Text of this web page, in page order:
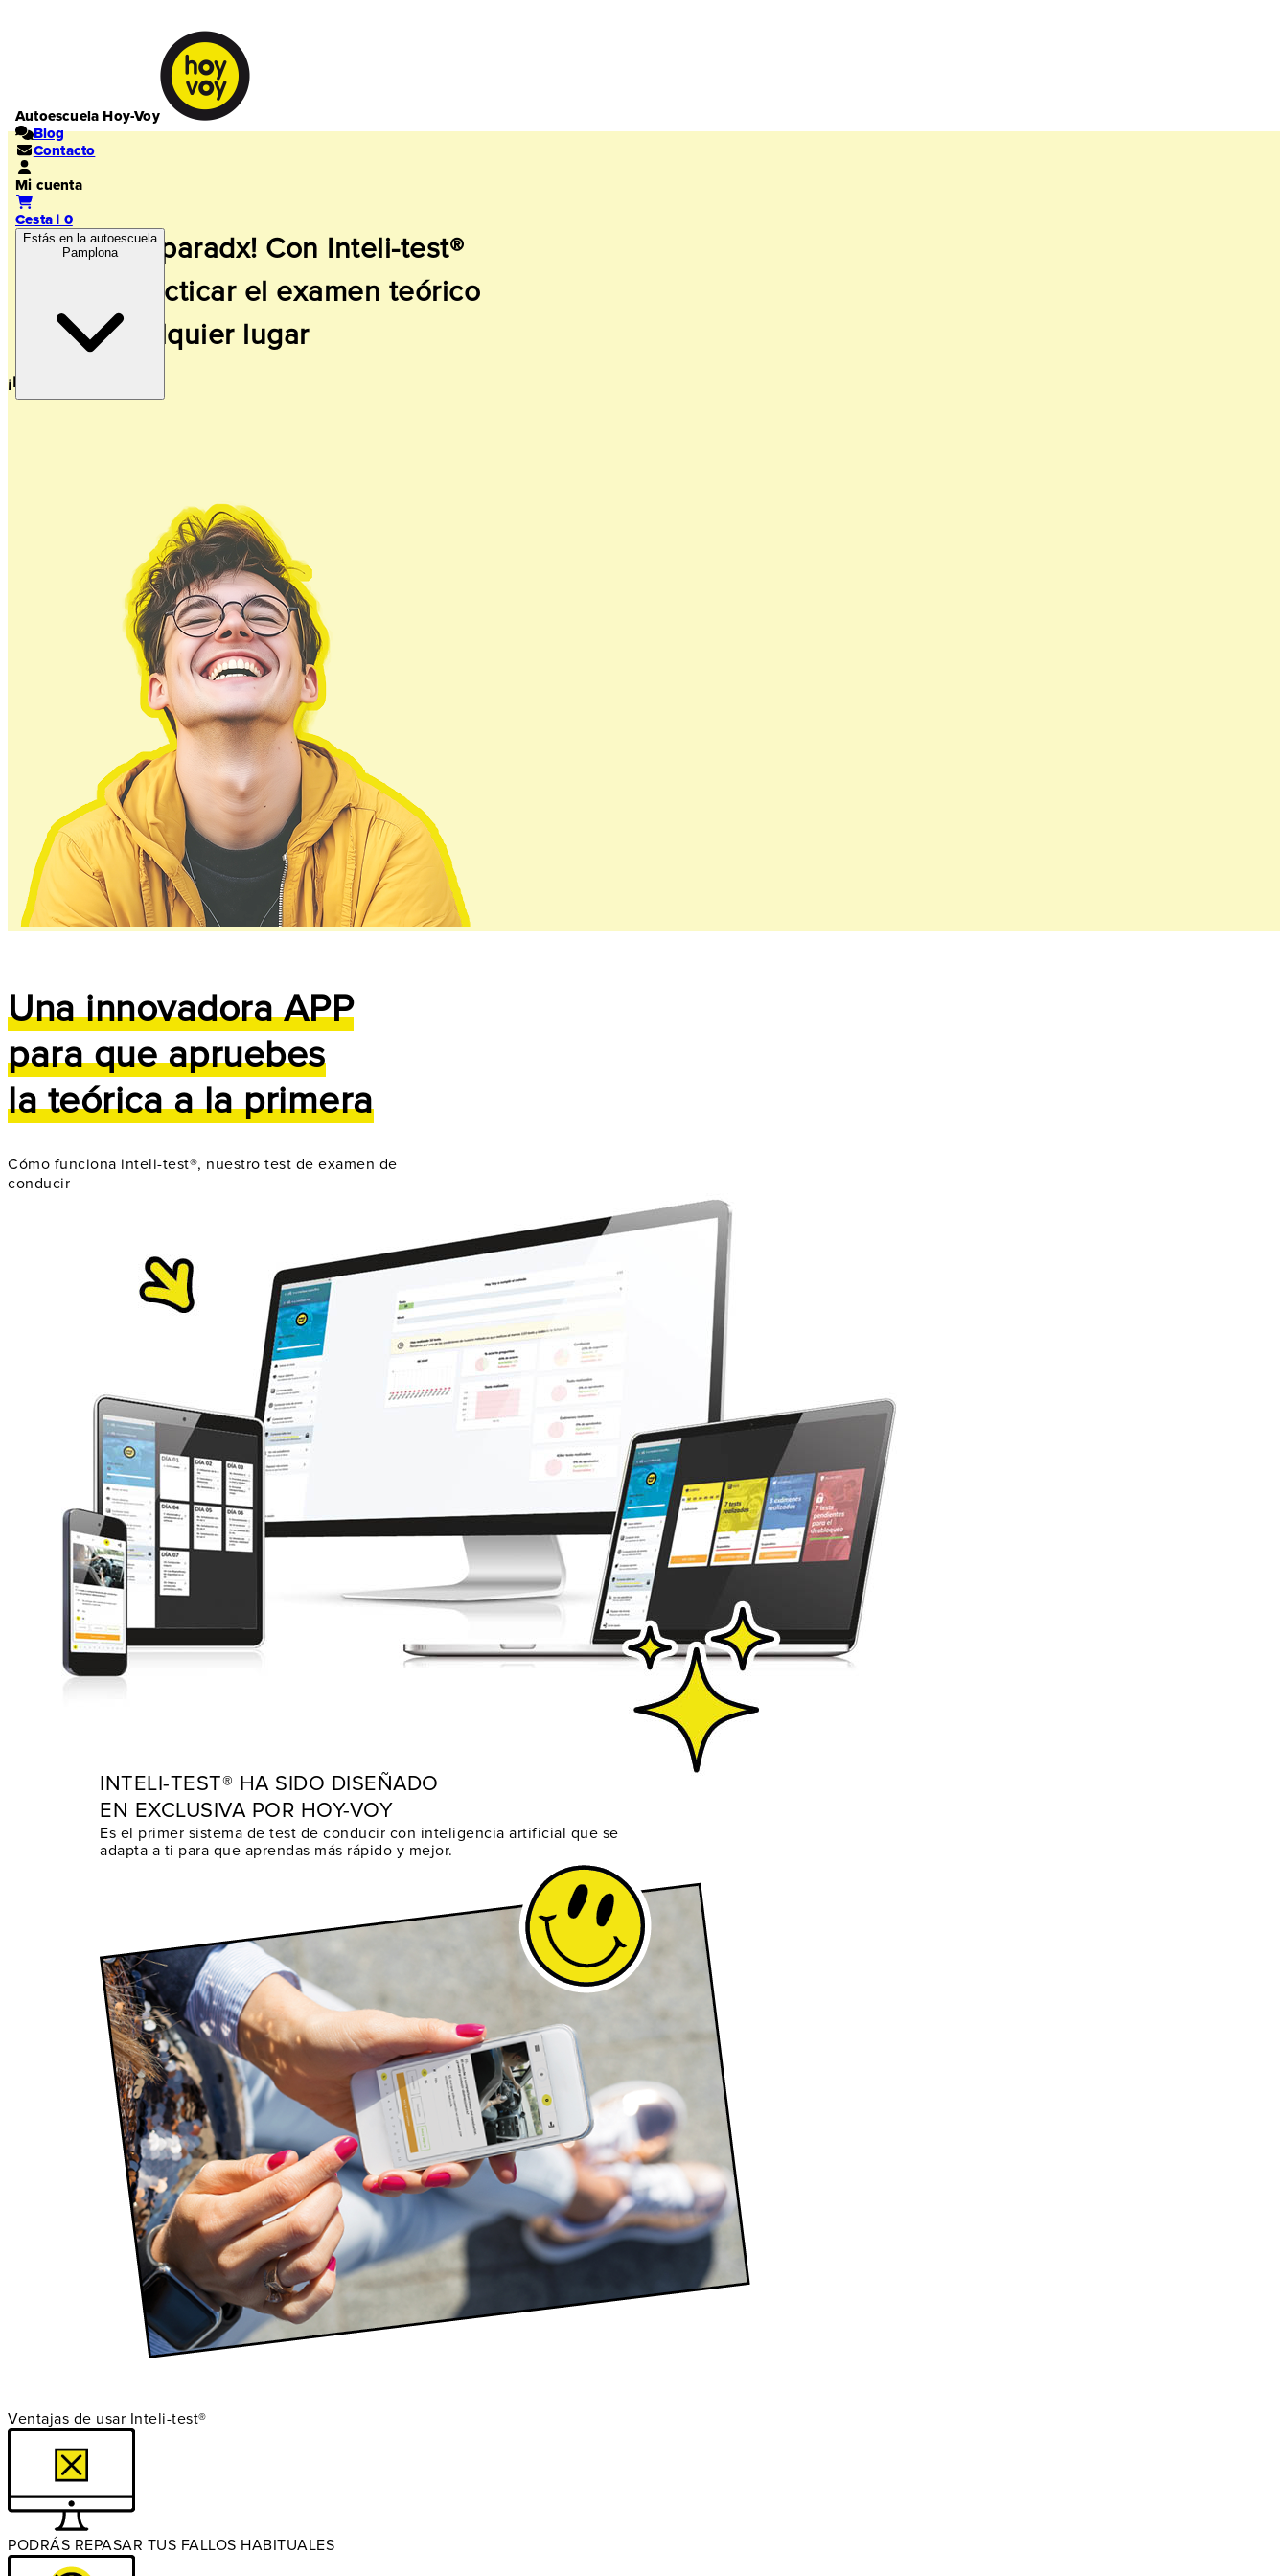
Autoescuela Hoy-Voy
Blog
Contacto
Mi cuenta
Cesta | 0
Estás en la autoescuela
Pamplona
¡Súper preparadx! Con Inteli-test®
podrás practicar el examen teórico
desde cualquier lugar
¡Muy cómodo!
Una innovadora APP
para que apruebes
la teórica a la primera
Cómo funciona inteli-test®, nuestro test de examen de
conducir
INTELI-TEST® HA SIDO DISEÑADO
EN EXCLUSIVA POR HOY-VOY
Es el primer sistema de test de conducir con inteligencia artificial que se
adapta a ti para que aprendas más rápido y mejor.
Ventajas de usar Inteli-test®
PODRÁS REPASAR TUS FALLOS HABITUALES